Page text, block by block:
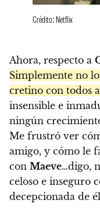
Crédito: Netflix
Ahora, respecto a
Simplemente no
cretino con todos
insensible e
ningún
Me frustró ver
amigo, y cómo le
con Maeve…digo,
celoso e inseguro
decepcionada de